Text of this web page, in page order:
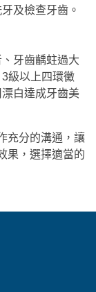
及檢查牙齒。
牙齒齲蛀過大
級以上四環黴
白達成牙齒美
充分的溝通，讓
果，選擇適當的